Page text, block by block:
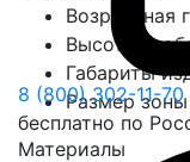
8 (800) 302-11-70
бесплатно по
Возрастная
Высота
Габариты
Размер
Материалы